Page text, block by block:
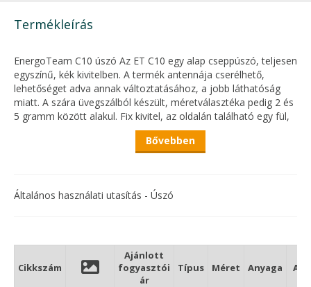
Termékleírás
EnergoTeam C10 úszó Az ET C10 egy alap cseppúszó, teljesen
egyszínű, kék kivitelben. A termék antennája cserélhető,
lehetőséget adva annak változtatásához, a jobb láthatóság
miatt. A szára üvegszálból készült, méretválasztéka pedig 2 és
5 gramm között alakul. Fix kivitel, az oldalán található egy fül,
az alsó szárhoz pedig egypontos úszórögzítő, illetve szilikon
cső használata javasolt. Ideális választás spicc vagy
rakósbothoz. A kisebb méretek keszegezéshez, nagyobb
Bővebben
Általános használati utasítás - Úszó
Cikkszám
Ajánlott
fogyasztói
ár
Típus Méret Anyaga